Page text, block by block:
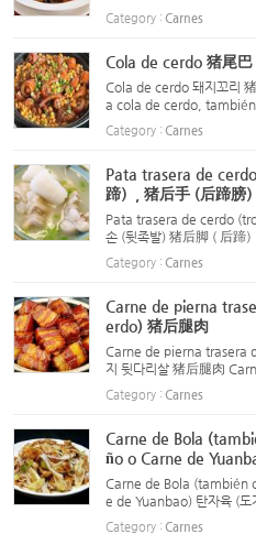
a cola del cerdo sin piel.
articulaciones, y
Category : Carnes
Cola de cerdo 猪尾巴
Cola de cerdo 돼지꼬리
a cola de cerdo,
gancia segmentada",
óseas. Es rica en
Category : Carnes
Pata trasera de
蹄）, 猪后手 (后蹄膀）
Pata trasera de cerdo
손 (뒷족발) 猪后脚 ( 后蹄
rdo (trotters traseros) 돼
( 后蹄）, 猪后手 (后蹄膀
Category : Carnes
Carne de pierna
erdo) 猪后腿肉
Carne de pierna trasera
지 뒷다리살 猪后腿肉
trasero de cerdo) 돼지 뒷
de pierna trasera de
Category : Carnes
Carne de Bola
ño o Carne de
Carne de Bola (también
e de Yuanbao) 탄자육 (
n conocida como Carne
(도가니살) 弹子肉
Category : Carnes